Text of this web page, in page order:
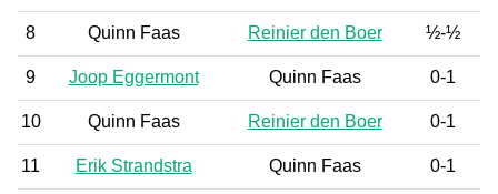
8 Quinn Faas Reinier den Boer ½-½
9 Joop Eggermont Quinn Faas 0-1
10 Quinn Faas Reinier den Boer 0-1
11 Erik Strandstra Quinn Faas 0-1